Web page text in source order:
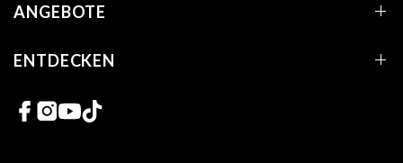
ANGEBOTE
ENTDECKEN
Links zu sozialen Netzwerken